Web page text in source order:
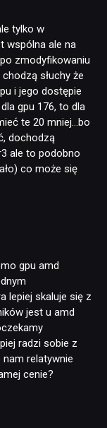
tylko w
wspólna ale na
zmodyfikowaniu
słuchy że
i jego dostępie
gpu 176, to dla
te 20 mniej…bo
dochodzą
ale to podobno
co może się
gpu amd
lepiej skaluje się z
jest u amd
radzi sobie z
relatywnie
cenie?